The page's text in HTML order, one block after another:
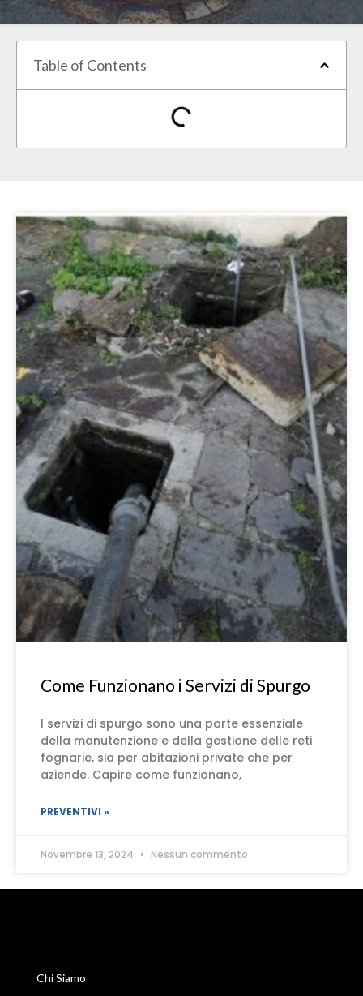
Table of Contents
Come Funzionano i Servizi di Spurgo
I servizi di spurgo sono una parte essenziale
della manutenzione e della gestione delle reti
fognarie, sia per abitazioni private che per
aziende. Capire come funzionano,
PREVENTIVI »
Novembre 13, 2024 Nessun commento
Chi Siamo